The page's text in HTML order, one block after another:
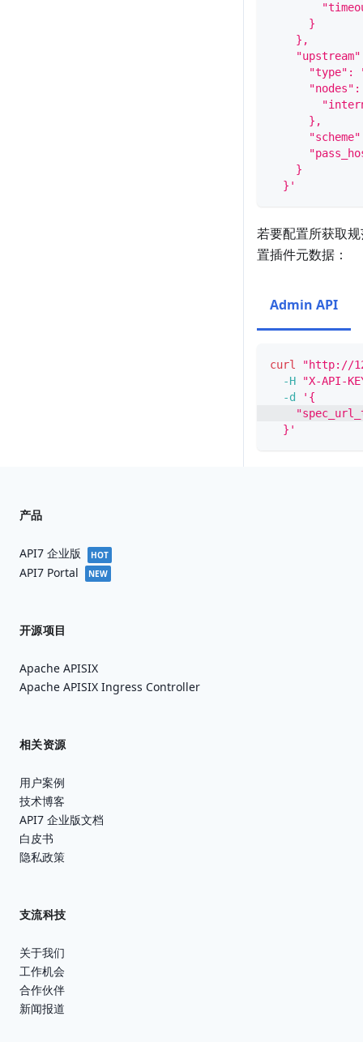
      }
    },
"type":
"nodes":
      },
    }
  }'
若要配置所获取
置插件元数据：
Admin API
curl
"http://
-H
"X-API-
-d
'{
  }'
产品
API7 企业版 HOT
API7 Portal NEW
开源项目
Apache APISIX
Apache APISIX Ingress Controller
相关资源
用户案例
技术博客
API7 企业版文档
白皮书
隐私政策
支流科技
关于我们
工作机会
合作伙伴
新闻报道